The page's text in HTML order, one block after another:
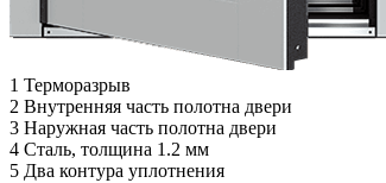
1 Терморазрыв
2 Внутренняя часть полотна двери
3 Наружная часть полотна двери
4 Сталь, толщина 1.2 мм
5 Два контура уплотнения